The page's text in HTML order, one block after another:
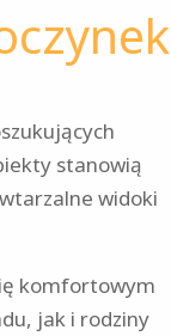
stanowią
widoki
komfortowym
jak i rodziny